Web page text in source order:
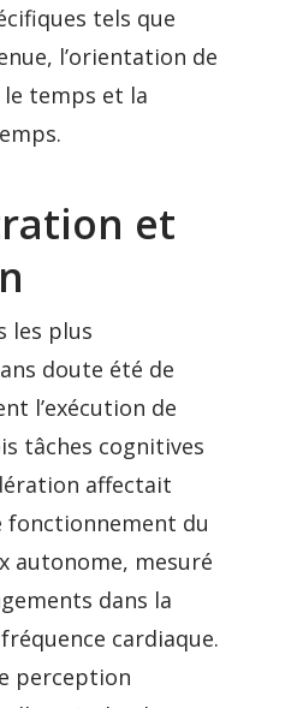
tels que
l’orientation de
le temps et la
et
les plus
doute été de
l’exécution de
tâches cognitives
affectait
fonctionnement du
autonome, mesuré
dans la
cardiaque.
perception